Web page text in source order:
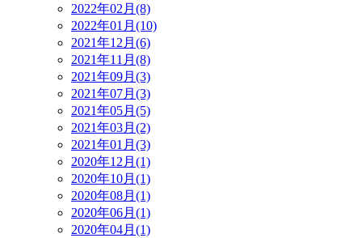
2022年02月(8)
2022年01月(10)
2021年12月(6)
2021年11月(8)
2021年09月(3)
2021年07月(3)
2021年05月(5)
2021年03月(2)
2021年01月(3)
2020年12月(1)
2020年10月(1)
2020年08月(1)
2020年06月(1)
2020年04月(1)